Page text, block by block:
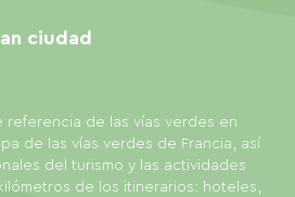
referencia de las vías verdes en
de las vías verdes de Francia, así
del turismo y las actividades
de los itinerarios: hoteles,
ciudad